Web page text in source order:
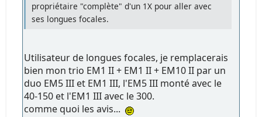
propriétaire "complète" d'un 1X pour aller avec
ses longues focales.
Utilisateur de longues focales, je remplacerais
bien mon trio EM1 II + EM1 II + EM10 II par un
duo EM5 III et EM1 III, l'EM5 III monté avec le
40-150 et l'EM1 III avec le 300.
comme quoi les avis...